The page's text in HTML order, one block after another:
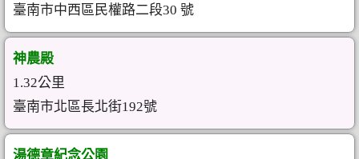
臺南市中西區民權路二段30 號
神農殿
1.32公里
臺南市北區長北街192號
湯德章紀念公園